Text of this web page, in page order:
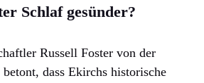
Schlaf gesünder?
Russell Foster von der
dass Ekirchs historische